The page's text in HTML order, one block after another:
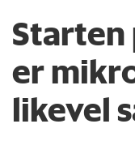
er
likevel